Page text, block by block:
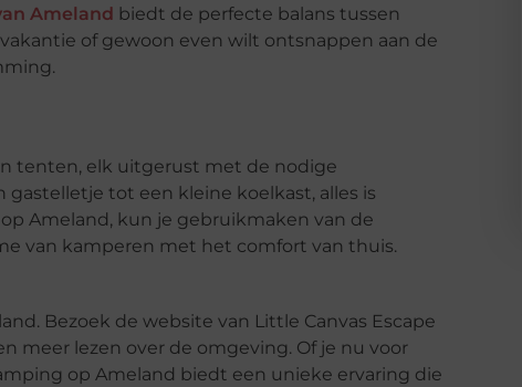
Ameland biedt de perfecte balans tussen
of gewoon even wilt ontsnappen aan de
tenten, elk uitgerust met de nodige
tot een kleine koelkast, alles is
Ameland, kun je gebruikmaken van de
van kamperen met het comfort van thuis.
Bezoek de website van Little Canvas Escape
meer lezen over de omgeving. Of je nu voor
op Ameland biedt een unieke ervaring die